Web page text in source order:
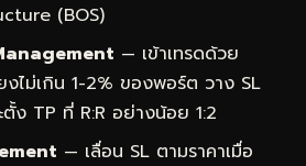
(BOS)
— เข้าเทรดด้วย
ไม่เกิน 1-2% ของพอร์ต วาง SL
ง TP ที่ R:R อย่างน้อย 1:2
— เลื่อน SL ตามราคาเมื่อ